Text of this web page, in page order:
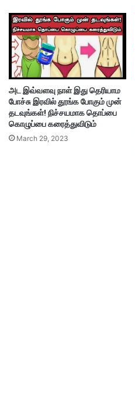
அட இவ்வளவு நாள் இது தெரியாம
போச்சு இரவில் தூங்க போகும் முன்
தடவுங்கள்! நிச்சயமாக தொப்பை
கொழுப்பை கரைத்துவிடும்
March 29, 2023